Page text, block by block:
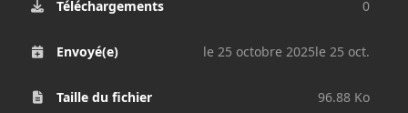
Téléchargements 0
Envoyé(e) le 25 octobre 2025le 25 oct.
Taille du fichier 96.88 Ko